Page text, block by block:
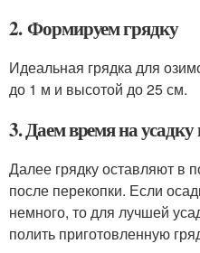
2. Формируем грядку
Идеальная грядка для
до 1 м и высотой до 25 см.
3. Даем время на
Далее грядку оставляют в
после перекопки. Если
немного, то для лучшей
полить приготовленную